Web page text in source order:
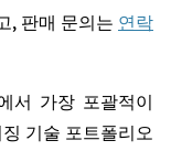
, 판매 문의는 연락
서 가장 포괄적이
기술 포트폴리오